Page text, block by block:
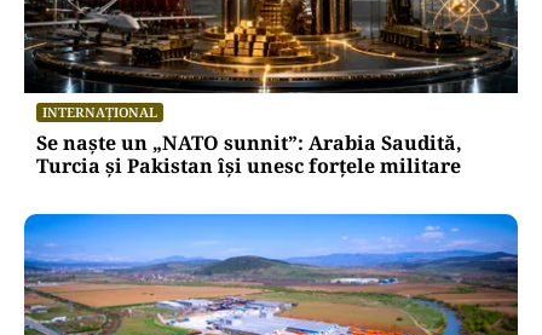
INTERNAȚIONAL
Se naște un „NATO sunnit”: Arabia Saudită,
Turcia și Pakistan își unesc forțele militare